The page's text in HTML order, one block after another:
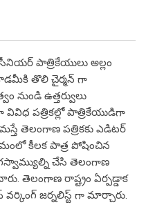
పాత్రికేయులు అల్లం
తొలి చైర్మన్ గా
నుండి ఉత్తర్వులు
పత్రికల్లో పాత్రికేయుడిగా
తెలంగాణ పత్రికకు ఎడిటర్
కీలక పాత్ర పోషించిన
చేసి తెలంగాణ
తెలంగాణ రాష్ట్రం ఏర్పడ్డాక
జర్నలిస్ట్ గా మార్చారు.